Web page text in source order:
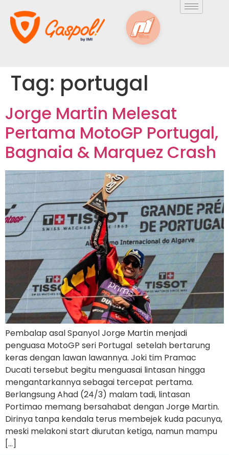
Tag: portugal
Jorge Martin Melesat
Pertama MotoGP Portugal,
Bagnaia & Marquez Crash
Pembalap asal Spanyol Jorge Martin menjadi
penguasa MotoGP seri Portugal setelah bertarung
keras dengan lawan lawannya. Joki tim Pramac
Ducati tersebut begitu menguasai lintasan hingga
mengantarkannya sebagai tercepat pertama.
Berlangsung Ahad (24/3) malam tadi, lintasan
Portimao memang bersahabat dengan Jorge Martin.
Dirinya tanpa kendala terus membejek kuda pacunya,
meski melakoni start diurutan ketiga, namun mampu
[…]